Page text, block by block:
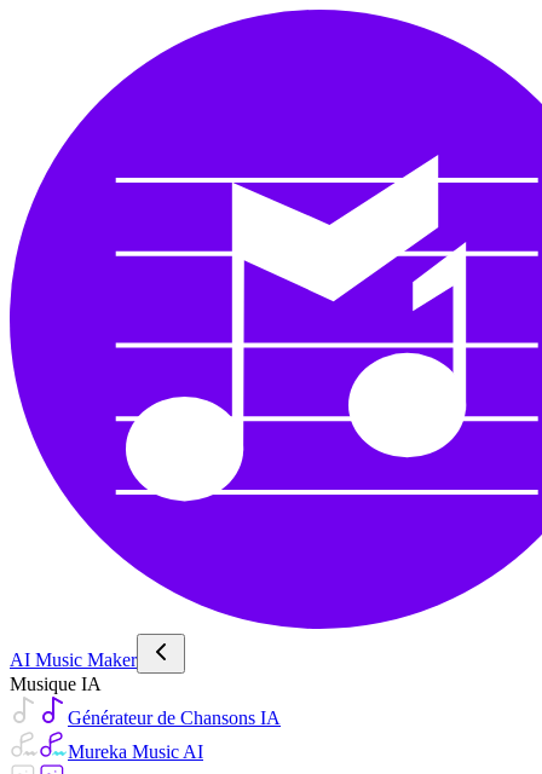
AI Music Maker
Musique IA
Générateur de Chansons IA
Mureka Music AI